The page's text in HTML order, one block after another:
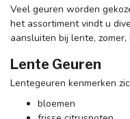
Veel geuren worden
het assortiment vindt u
aansluiten bij lente,
Lente Geuren
Lentegeuren kenmerken
bloemen